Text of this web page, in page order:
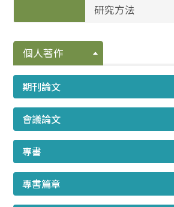
研究方法
個人著作
期刊論文
會議論文
專書
專書篇章